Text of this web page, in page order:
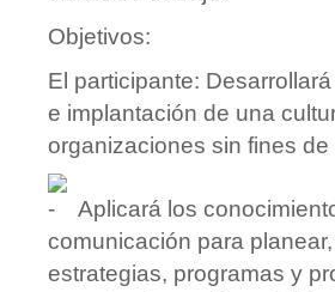
Objetivos:
El participante:
e implantación de una
organizaciones sin fines de
Aplicará los
comunicación para
estrategias, programas y